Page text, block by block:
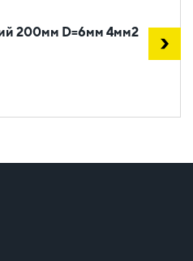
200мм D=6мм 4мм2